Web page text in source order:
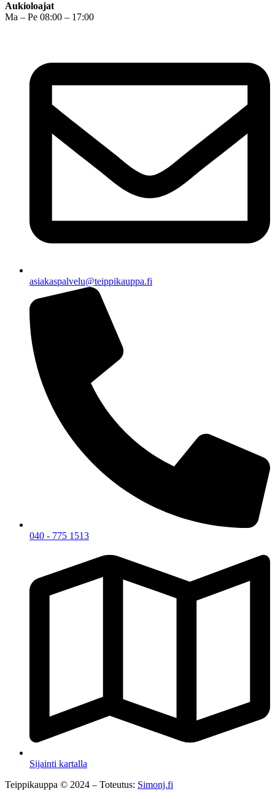
Aukioloajat
Ma – Pe 08:00 – 17:00
asiakaspalvelu@teippikauppa.fi
040 - 775 1513
Sijainti kartalla
Teippikauppa © 2024 – Toteutus: Simonj.fi